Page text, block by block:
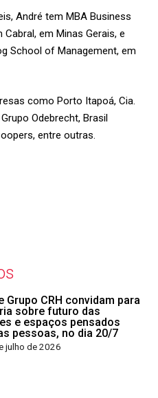
André tem MBA Business
em Minas Gerais, e
School of Management, em
como Porto Itapoá, Cia.
Odebrecht, Brasil
entre outras.
Grupo CRH convidam para
sobre futuro das
e espaços pensados
pessoas, no dia 20/7
julho de 2026